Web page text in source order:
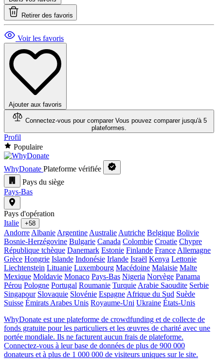
Retirer des favoris
Voir les favoris
Ajouter aux favoris
Connectez-vous pour comparer Vous pouvez comparer jusqu'à 5
plateformes.
Profil
Populaire
WhyDonate Plateforme vérifiée
Pays du siège
Pays-Bas
Pays d'opération
Italie
+58
Andorre Albanie Argentine Australie Autriche Belgique Bolivie
Bosnie-Herzégovine Bulgarie Canada Colombie Croatie Chypre
République tchèque Danemark Estonie Finlande France Allemagne
Grèce Hongrie Islande Indonésie Irlande Israël Kenya Lettonie
Liechtenstein Lituanie Luxembourg Macédoine Malaisie Malte
Mexique Moldavie Monaco Pays-Bas Nigeria Norvège Panama
Pérou Pologne Portugal Roumanie Turquie Arabie Saoudite Serbie
Singapour Slovaquie Slovénie Espagne Afrique du Sud Suède
Suisse Émirats Arabes Unis Royaume-Uni Ukraine États-Unis
WhyDonate est une plateforme de crowdfunding et de collecte de
fonds gratuite pour les particuliers et les œuvres de charité avec une
portée mondiale. Ils ne facturent aucun frais de plateforme.
Connectez-vous à leur base de données de plus de 900 000
donateurs et à plus de 1 000 000 de visiteurs uniques sur le site.